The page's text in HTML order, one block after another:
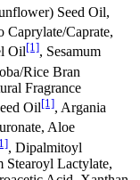
Seed Oil,
Caprylate/Caprate,
Oil[1], Sesamum
Rice Bran
Fragrance
Oil[1], Argania
Aloe
, Dipalmitoyl
Stearoyl Lactylate,